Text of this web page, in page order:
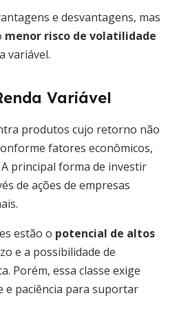
e desvantagens, mas
menor risco de volatilidade
variável.
Variável
produtos cujo retorno não
fatores econômicos,
principal forma de investir
de ações de empresas
estão o potencial de altos
e a possibilidade de
Porém, essa classe exige
e paciência para suportar